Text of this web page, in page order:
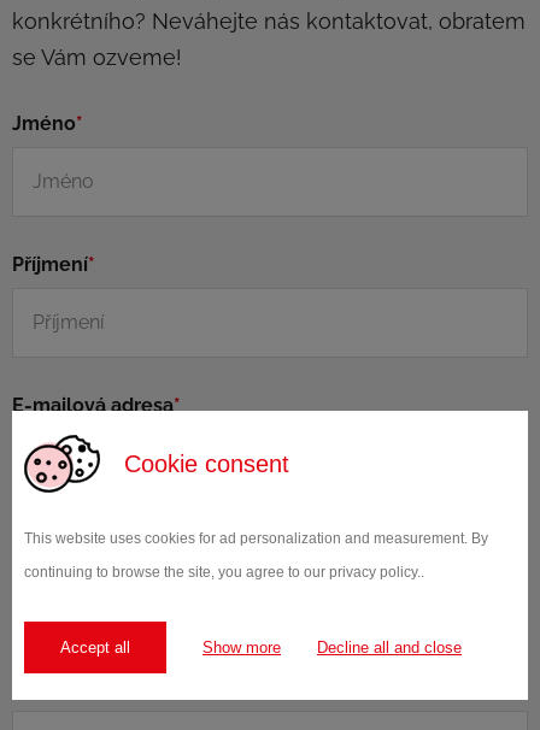
Cookie consent
This website uses cookies for ad personalization and measurement. By
continuing to browse the site, you agree to our privacy policy..
Accept all Show more Decline all and close
konkrétního? Neváhejte nás kontaktovat, obratem
se Vám ozveme!
Jméno*
Příjmení*
E-mailová adresa*
Telefonní číslo